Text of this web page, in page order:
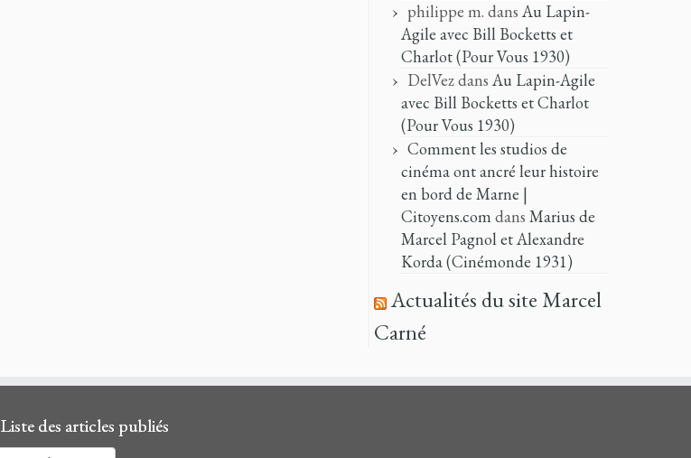
philippe m. dans Au Lapin-
Agile avec Bill Bocketts et
Charlot (Pour Vous 1930)
DelVezdans Au Lapin-Agile
avec Bill Bocketts et Charlot
(Pour Vous 1930)
Comment les studios de
cinéma ont ancré leur histoire
en bord de Marne |
Citoyens.comdans Marius de
Marcel Pagnol et Alexandre
Korda (Cinémonde 1931)
Actualités du site Marcel
Carné
Liste des articles publiés